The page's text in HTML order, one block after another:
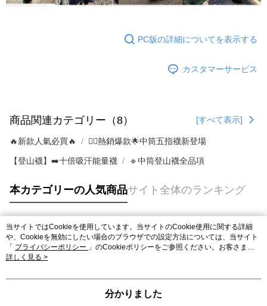
PC版の詳細についてを表示する
カスタマーサービス
商品関連カテゴリー（8） [すべて表示]
🔥新款人氣必買🔥 ❤️‍🔥熱銷爆款🌟中筒五指襪新登場
【登山襪】➡️十倍吸汗能量襪 🔹中筒登山襪全品項
本カテゴリーの人気商品サイト全体のランキング
人気タグ
当サイトではCookieを使用しています。当サイトのCookie使用に関する詳細
や、Cookieを無効にしたい場合のブラウザでの設定方法については、当サイト
「 プライバシーポリシー 」のCookieポリシーをご参照ください。お客さま
が、当サイトを引き続き使用される場合、当社がサイト利用規約のCookieポリ
詳しく見る >
分かりました